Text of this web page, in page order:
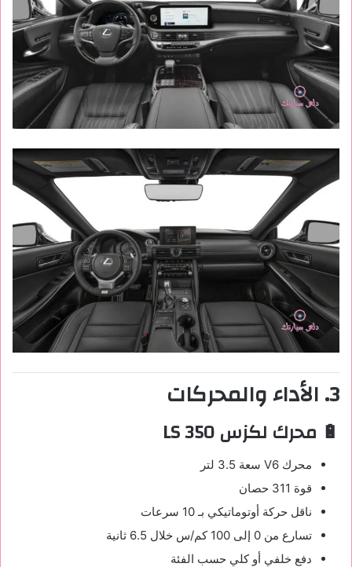
3. الأداء والمحركات
🔋 محرك لكزس LS 350
محرك V6 سعة 3.5 لتر
قوة 311 حصان
ناقل حركة أوتوماتيكي بـ 10 سرعات
تسارع من 0 إلى 100 كم/س خلال 6.5 ثانية
دفع خلفي أو كلي حسب الفئة